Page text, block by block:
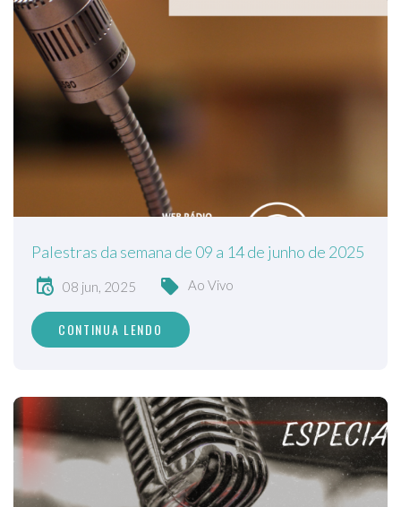
Palestras da semana de 09 a 14 de junho de 2025
08 jun, 2025 Ao Vivo
CONTINUA LENDO